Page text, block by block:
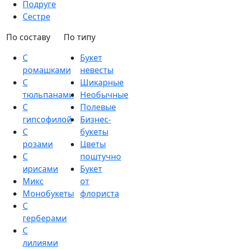
Подруге
Сестре
По составу
С
ромашками
С
тюльпанами
С
гипсофилой
С
розами
С
ирисами
Микс
Монобукеты
С
герберами
С
лилиями
По типу
Букет
невесты
Шикарные
Необычные
Полевые
Бизнес-
букеты
Цветы
поштучно
Букет
от
флориста